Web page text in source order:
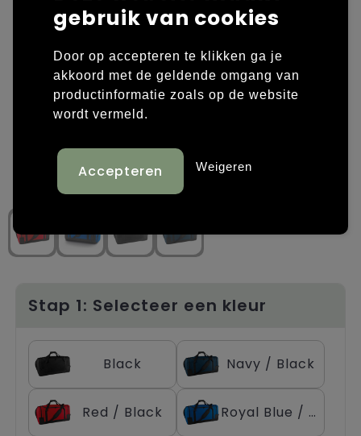
Laptop hoezen en tassen
Overige tassen
Papieren tassen
Reistassen
Schoudertassen
Trolleys
Overige kleding
Polo's
Sweaters bedrukken
Vesten bedrukken
Stap 1: Selecteer een kleur
Black Navy / Black
Red / Black Royal Blue / Black
gebruik van cookies
Door op accepteren te klikken ga je
akkoord met de geldende omgang van
productinformatie zoals op de website
wordt vermeld.
Weigeren